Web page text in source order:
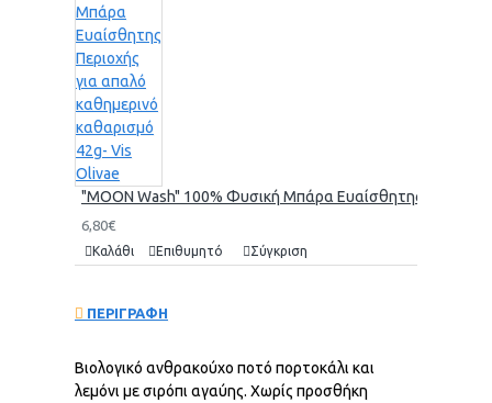
"MOON Wash" 100% Φυσική Μπάρα Ευαίσθητης
6,80€
Καλάθι Επιθυμητό Σύγκριση
ΠΕΡΙΓΡΑΦΗ
Βιολογικό ανθρακούχο ποτό πορτοκάλι και
λεμόνι με σιρόπι αγαύης. Χωρίς προσθήκη